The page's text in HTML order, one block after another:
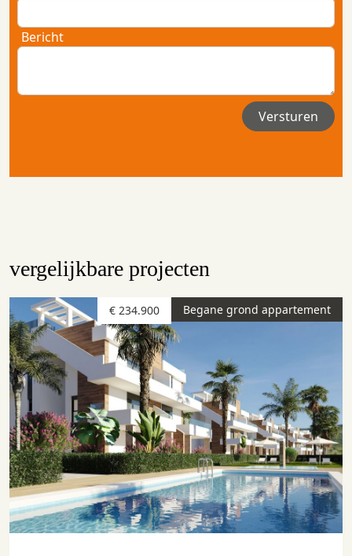
Bericht
vergelijkbare projecten
Begane grond appartement
€ 234.900